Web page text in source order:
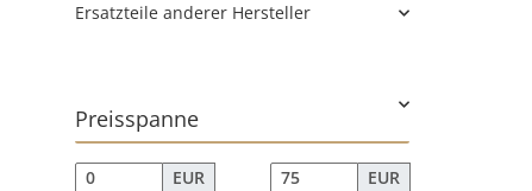
Ersatzteile anderer Hersteller
Preisspanne
EUR EUR